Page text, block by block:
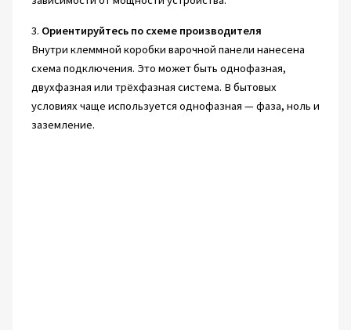
3. Ориентируйтесь по схеме производителя
Внутри клеммной коробки варочной панели нанесена
схема подключения. Это может быть однофазная,
двухфазная или трёхфазная система. В бытовых
условиях чаще используется однофазная — фаза, ноль и
заземление.